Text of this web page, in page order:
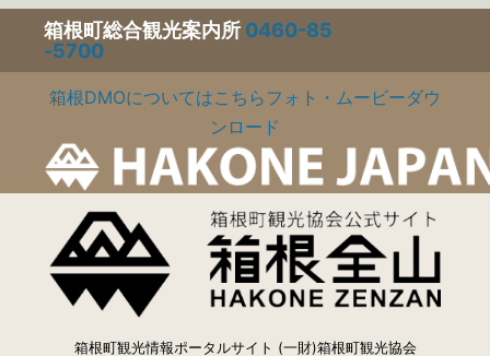
箱根町総合観光案内所 0460-85
-5700
箱根DMOについてはこちらフォト・ムービーダウ
ンロード
箱根町観光情報ポータルサイト (一財)箱根町観光協会